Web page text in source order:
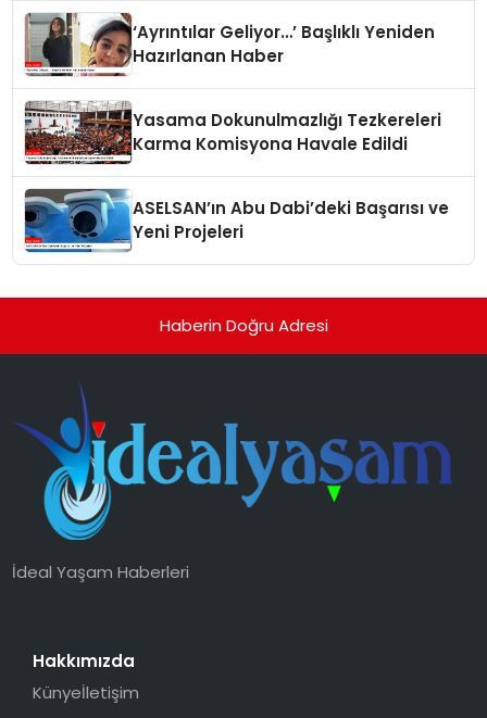
‘Ayrıntılar Geliyor…’ Başlıklı Yeniden
Hazırlanan Haber
Yasama Dokunulmazlığı Tezkereleri
Karma Komisyona Havale Edildi
ASELSAN’ın Abu Dabi’deki Başarısı ve
Yeni Projeleri
Haberin Doğru Adresi
İdeal Yaşam Haberleri
Hakkımızda
Künyeİletişim